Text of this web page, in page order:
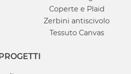
Coperte e Plaid
Zerbini antiscivolo
Tessuto Canvas